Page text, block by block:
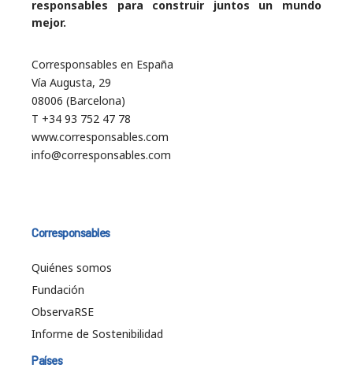
responsables para construir juntos un mundo
mejor.
Corresponsables en España
Vía Augusta, 29
08006 (Barcelona)
T +34 93 752 47 78
www.corresponsables.com
info@corresponsables.com
Corresponsables
Quiénes somos
Fundación
ObservaRSE
Informe de Sostenibilidad
Países